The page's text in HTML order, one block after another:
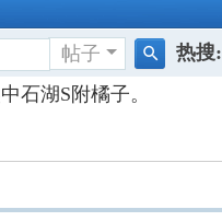
帖子
热搜:
石湖S附橘子。